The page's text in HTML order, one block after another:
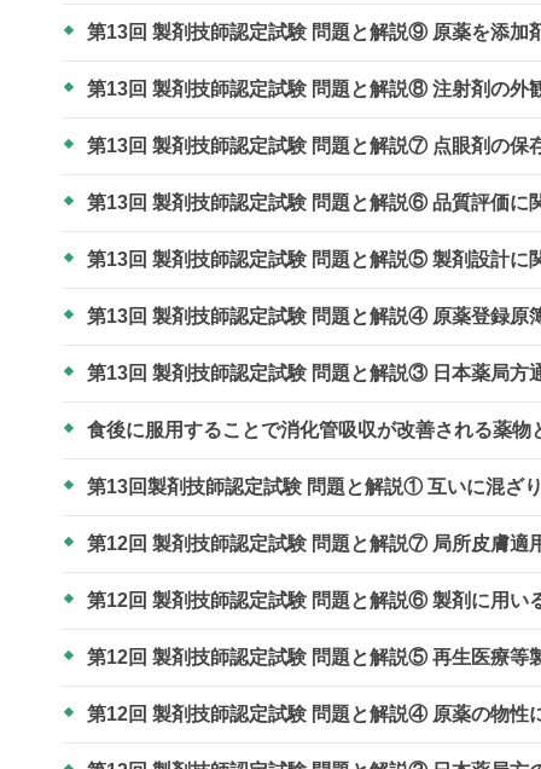
第13回 製剤技師認定試験 問題と解説⑨ 原薬を添
第13回 製剤技師認定試験 問題と解説⑧ 注射剤の外
第13回 製剤技師認定試験 問題と解説⑦ 点眼剤の保
第13回 製剤技師認定試験 問題と解説⑥ 品質評価に
第13回 製剤技師認定試験 問題と解説⑤ 製剤設計に
第13回 製剤技師認定試験 問題と解説④ 原薬登録原
第13回 製剤技師認定試験 問題と解説③ 日本薬局方
食後に服用することで消化管吸収が改善される薬物
第13回製剤技師認定試験 問題と解説① 互いに混ざ
第12回 製剤技師認定試験 問題と解説⑦ 局所皮膚適
第12回 製剤技師認定試験 問題と解説⑥ 製剤に用い
第12回 製剤技師認定試験 問題と解説⑤ 再生医療等
第12回 製剤技師認定試験 問題と解説④ 原薬の物性